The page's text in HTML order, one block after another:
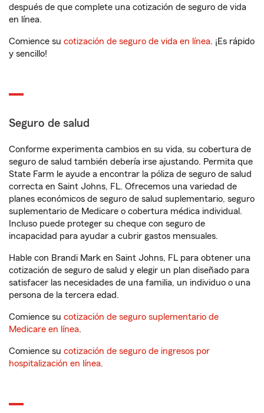
después de que complete una cotización de seguro de vida
en línea.
Comience su cotización de seguro de vida en línea. ¡Es rápido
y sencillo!
Seguro de salud
Conforme experimenta cambios en su vida, su cobertura de
seguro de salud también debería irse ajustando. Permita que
State Farm le ayude a encontrar la póliza de seguro de salud
correcta en Saint Johns, FL. Ofrecemos una variedad de
planes económicos de seguro de salud suplementario, seguro
suplementario de Medicare o cobertura médica individual.
Incluso puede proteger su cheque con seguro de
incapacidad para ayudar a cubrir gastos mensuales.
Hable con Brandi Mark en Saint Johns, FL para obtener una
cotización de seguro de salud y elegir un plan diseñado para
satisfacer las necesidades de una familia, un individuo o una
persona de la tercera edad.
Comience su cotización de seguro suplementario de
Medicare en línea.
Comience su cotización de seguro de ingresos por
hospitalización en línea.